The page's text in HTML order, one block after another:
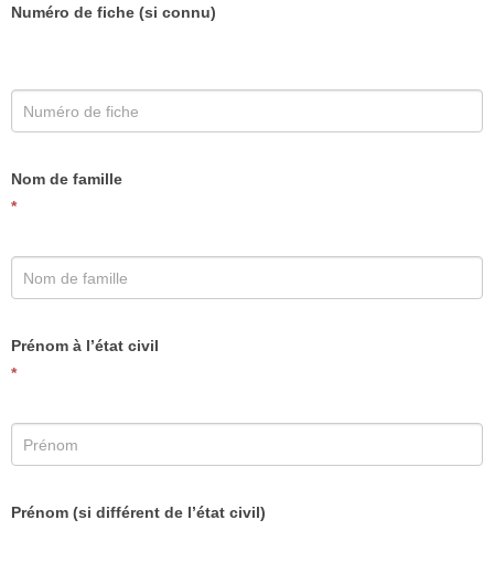
Numéro de fiche (si connu)
Nom de famille
*
Prénom à l’état civil
*
Prénom (si différent de l’état civil)